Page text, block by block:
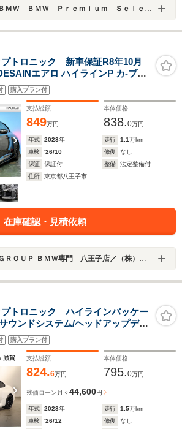
Ｐｒｅｍｉｕｍ Ｓｅｌｅｃｔｉｏｎ 厚木 ／（株）ＡＬＣ Ｍｏｔｏｒｅｎ
トロニック 新車保証R8年10月
エアロ ハイラインP カ-ブド
革Mスポ-ツシ-ト ハ-マンカ-ドン
ドブレ-キ ACC HUD ライブコッ
証
購入プラン付
支払総額
849万円
本体価格
838.0万円
年式 2023年 走行 1.1万km
車検
'26/10 修復
なし
保証
保証付 整備
法定整備付
住所
東京都八王子市
在庫確認・見積依頼
ＯＵＰ ＢＭＷ専門 八王子店／（株）ヘリックス
トロニック ハイラインパッケー
ウンドシステム/ヘッドアップディ
ート/LEDヘッドライト/ドラレコ
購入プラン付
支払総額
824.6万円
本体価格
795.0万円
残価ローン 月々44,600円
年式 2023年 走行 1.5万km
車検
'26/12 修復
なし